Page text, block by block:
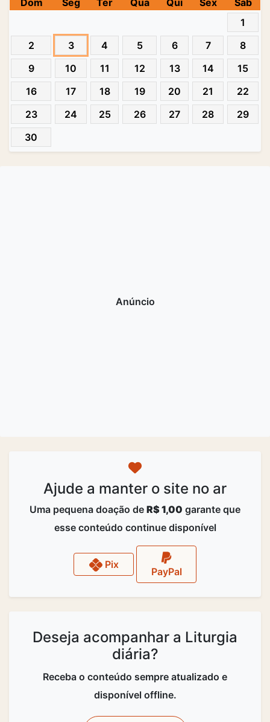
1
2
3 4 5 6 7
8
9
10 11 12 13 14
15
16
17 18 19 20 21
22
23
24 25 26 27 28
29
30
Ajude a manter o site no ar
Uma pequena doação de R$ 1,00 garante que
esse conteúdo continue disponível
Pix
PayPal
Deseja acompanhar a Liturgia
diária?
Receba o conteúdo sempre atualizado e
disponível offline.